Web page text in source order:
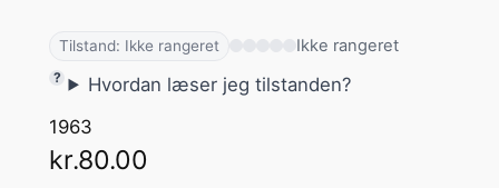
Tilstand: Ikke rangeret Ikke rangeret
Hvordan læser jeg tilstanden?
1963
kr.80.00